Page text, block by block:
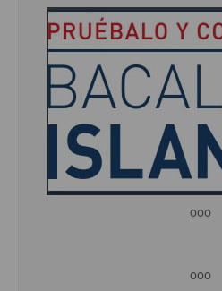
ooo
ooo